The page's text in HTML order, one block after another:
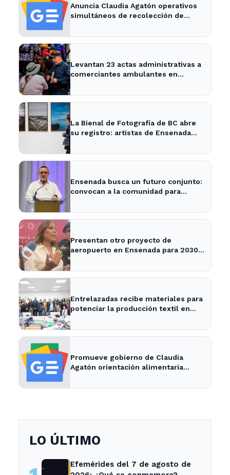
Anuncia Claudia Agatón operativos
simultáneos de recolección de
Villas del Roble - XXV Ayuntamiento
de Ensenada
Levantan 23 actas administrativas a
comerciantes ambulantes en
La Bienal de Fotografía de BC abre
su registro: artistas de Ensenada
Ensenada busca un futuro conjunto:
convocan a la comunidad para
Presentan otro proyecto de
aeropuerto en Ensenada para 2030 -
Entrelazadas recibe materiales para
potenciar la producción textil en
Promueve gobierno de Claudia
Agatón orientación alimentaria
Ensenada
LO ÚLTIMO
Efemérides del 7 de agosto de